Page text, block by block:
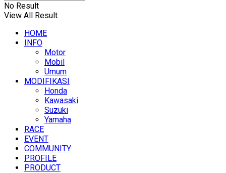
No Result
View All Result
HOME
INFO
Motor
Mobil
Umum
MODIFIKASI
Honda
Kawasaki
Suzuki
Yamaha
RACE
EVENT
COMMUNITY
PROFILE
PRODUCT